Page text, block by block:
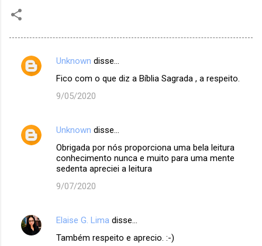
C
n
o
s
Unknown disse…
Fico com o que diz a Bíblia Sagrada , a respeito.
9/05/2020
Unknown disse…
Obrigada por nós proporciona uma bela leitura
conhecimento nunca e muito para uma mente
sedenta apreciei a leitura
9/07/2020
Elaise G. Lima disse…
Também respeito e aprecio. :-)